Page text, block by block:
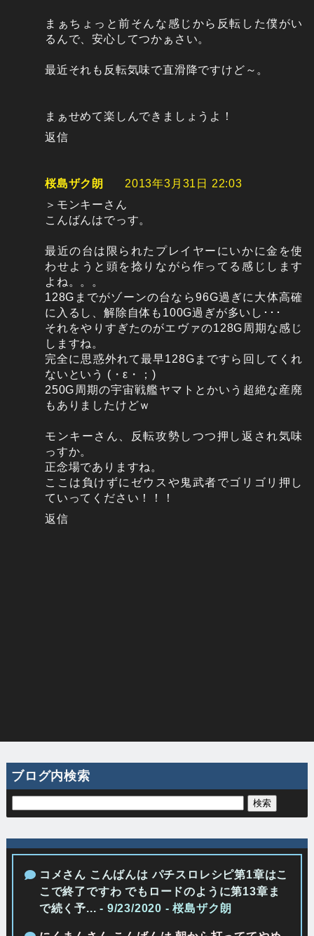
まぁちょっと前そんな感じから反転した僕がい
るんで、安心してつかぁさい。
最近それも反転気味で直滑降ですけど～。
まぁせめて楽しんできましょうよ！
返信
桜島ザク朗
2013年3月31日 22:03
＞モンキーさん
こんばんはでっす。
最近の台は限られたプレイヤーにいかに金を使
わせようと頭を捻りながら作ってる感じします
よね。。。
128Gまでがゾーンの台なら96G過ぎに大体高確
に入るし、解除自体も100G過ぎが多いし･･･
それをやりすぎたのがエヴァの128G周期な感じ
しますね。
完全に思惑外れて最早128Gまですら回してくれ
ないという (・ε・；)
250G周期の宇宙戦艦ヤマトとかいう超絶な産廃
もありましたけどｗ
モンキーさん、反転攻勢しつつ押し返され気味
っすか。
正念場でありますね。
ここは負けずにゼウスや鬼武者でゴリゴリ押し
ていってください！！！
返信
ブログ内検索
コメさん こんばんは パチスロレシピ第1章はこ
こで終了ですわ でもロードのように第13章ま
で続く予... - 9/23/2020 - 桜島ザク朗